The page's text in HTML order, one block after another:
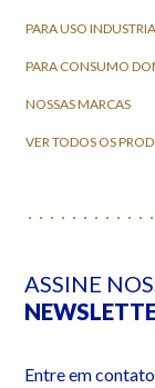
PARA USO
PARA CONSUMO
NOSSAS MARCAS
VER TODOS OS
ASSINE
Entre em